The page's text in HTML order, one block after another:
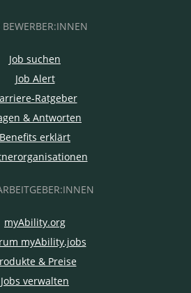
BEWERBER:INNEN
Job suchen
Job Alert
Ratgeber
& Antworten
Benefits erklärt
myAbility.org
myAbility.jobs
& Preise
Jobs verwalten